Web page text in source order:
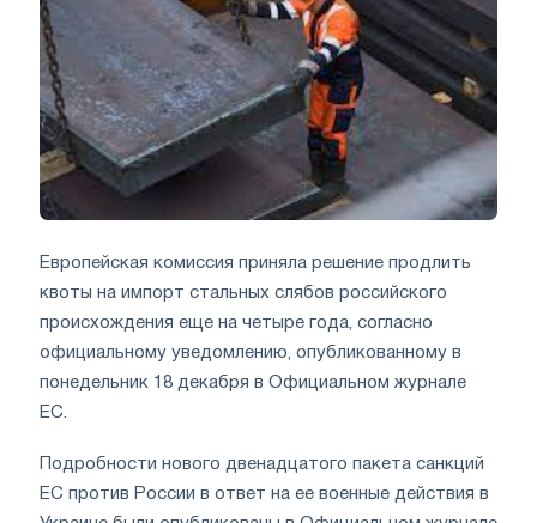
Европейская комиссия приняла решение продлить
квоты на импорт стальных слябов российского
происхождения еще на четыре года, согласно
официальному уведомлению, опубликованному в
понедельник 18 декабря в Официальном журнале
ЕС.
Подробности нового двенадцатого пакета санкций
ЕС против России в ответ на ее военные действия в